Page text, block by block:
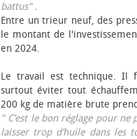
battus".
Entre un trieur neuf, des
le montant de
en 2024.
Le travail est technique. Il
surtout éviter tout
200 kg de matière brute
" C’est le bon réglage pour
laisser trop d’huile dans les